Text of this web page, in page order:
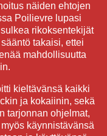
näiden ehtojen
Poilievre lupasi
rikoksentekijät
takaisi, ettei
mahdollisuutta
kieltävänsä kaikki
ja kokaiinin, sekä
tarjonnan ohjelmat,
käynnistävänsä